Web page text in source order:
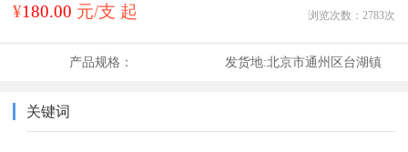
¥180.00 元/支 起 浏览次数： 2783次
产品规格： 发货地:北京市通州区台湖镇
关键词